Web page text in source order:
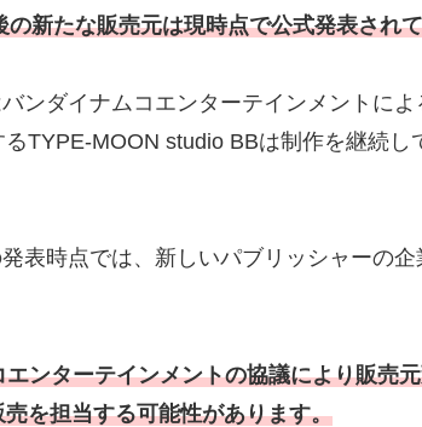
新たな販売元は現時点で公式発表され
ンダイナムコエンターテインメントに
TYPE-MOON studio BBは制作を継続し
表時点では、新しいパブリッシャーの
ンターテインメントの協議により販売
を担当する可能性があります。